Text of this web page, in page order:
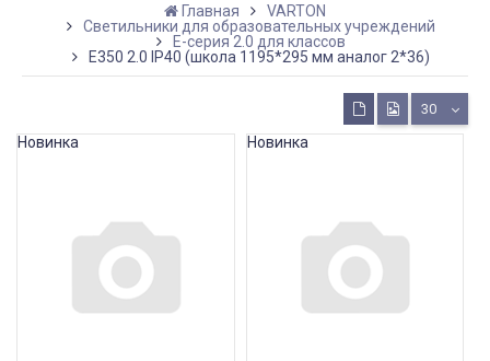
Главная
VARTON
Светильники для образовательных учреждений
E-серия 2.0 для классов
E350 2.0 IP40 (школа 1195*295 мм аналог 2*36)
30
Новинка Новинка